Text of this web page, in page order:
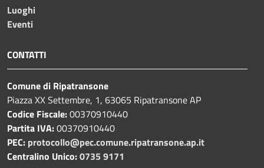
Luoghi
Eventi
CONTATTI
Comune di Ripatransone
Piazza XX Settembre, 1, 63065 Ripatransone AP
Codice Fiscale:00370910440
Partita IVA:00370910440
PEC: protocollo@pec.comune.ripatransone.ap.it
Centralino Unico:0735 9171